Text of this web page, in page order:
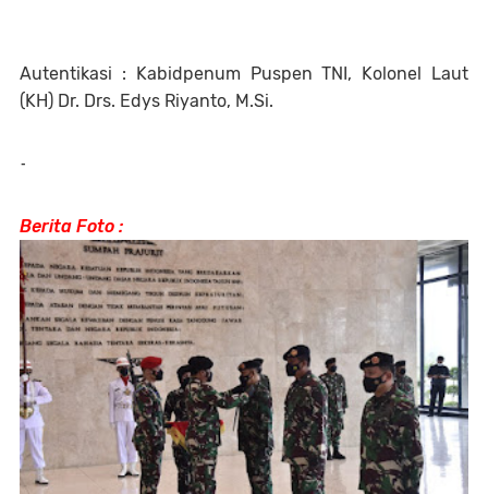
Autentikasi : Kabidpenum Puspen TNI, Kolonel Laut
(KH) Dr. Drs. Edys Riyanto, M.Si.
-
Berita Foto :